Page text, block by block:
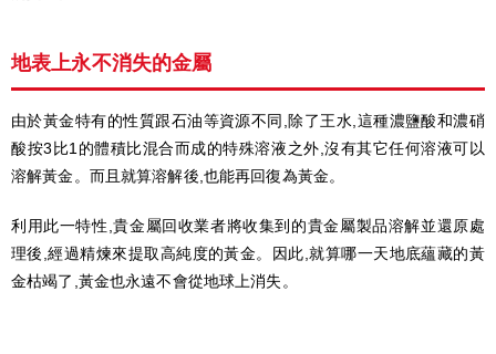
地表上永不消失的金屬
由於黃金特有的性質跟石油等資源不同,除了王水,這種濃鹽酸和濃硝
酸按3比1的體積比混合而成的特殊溶液之外,沒有其它任何溶液可以
溶解黃金。而且就算溶解後,也能再回復為黃金。
利用此一特性,貴金屬回收業者將收集到的貴金屬製品溶解並還原處
理後,經過精煉來提取高純度的黃金。因此,就算哪一天地底蘊藏的黃
金枯竭了,黃金也永遠不會從地球上消失。